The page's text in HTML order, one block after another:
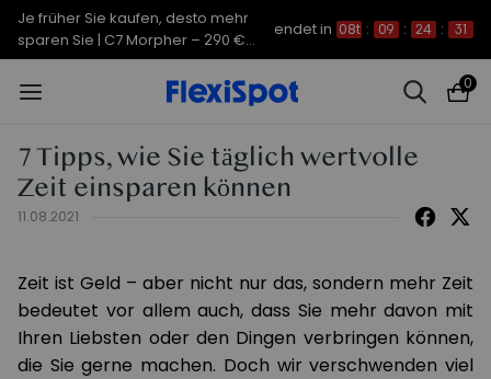
Je früher Sie kaufen, desto mehr
sparen Sie | C7 Morpher – 290 €
Rabatt
endet in 08t : 09 : 24 : 30
0
7 Tipps, wie Sie täglich wertvolle
Zeit einsparen können
11.08.2021
Zeit ist Geld – aber nicht nur das, sondern mehr Zeit
bedeutet vor allem auch, dass Sie mehr davon mit
Ihren Liebsten oder den Dingen verbringen können,
die Sie gerne machen. Doch wir verschwenden viel